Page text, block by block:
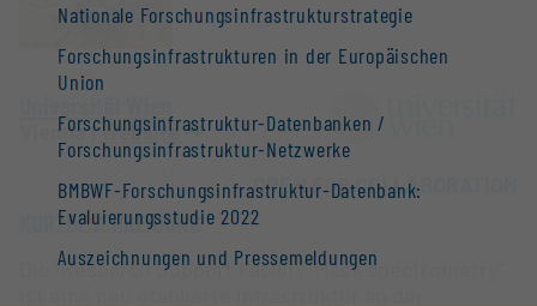
Nationale Forschungs­infrastruktur­strategie
Forschungs­infrastrukturen in der Europäischen
Union
Forschungs­infrastruktur-Datenbanken /
Forschungs­infrastruktur-Netzwerke
BMBWF-Forschungsinfrastruktur-Datenbank:
Evaluierungsstudie 2022
Auszeichnungen und Pressemeldungen
Vienna |Website
OPEN FOR COLLABORATION
KURZBESCHREIBUNG
Die "Research Support Facility-Mass spectrometry"